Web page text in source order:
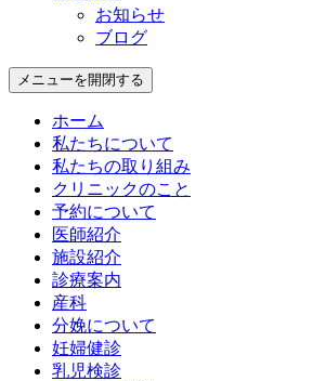
お知らせ
ブログ
メニューを開閉する
ホーム
私たちについて
私たちの取り組み
クリニックのこと
予約について
医師紹介
施設紹介
診療案内
産科
分娩について
妊婦健診
乳児検診